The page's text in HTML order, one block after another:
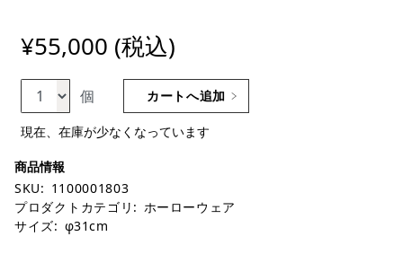
¥55,000 (税込)
個 カートへ追加
現在、在庫が少なくなっています
SKU: 1100001803
プロダクトカテゴリ: ホーローウェア
サイズ: φ31cm